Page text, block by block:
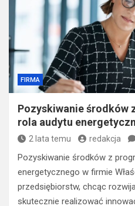
FIRMA
Pozyskiwanie środków
rola audytu
2 lata temu redakcja
Pozyskiwanie środków z
energetycznego w firmie
przedsiębiorstw, chcąc
skutecznie realizować